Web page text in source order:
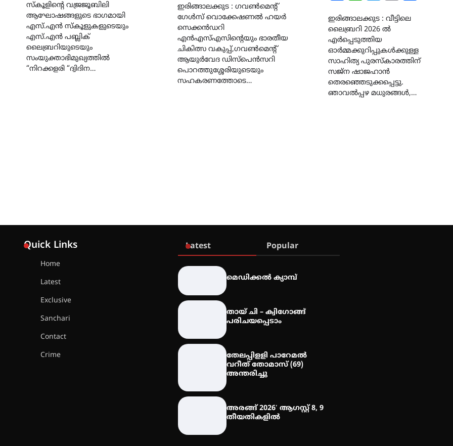
സ്കൂളിന്റെ വജ്രജൂബിലി
ആഘോഷങ്ങളുടെ ഭാഗമായി
എസ്.എൻ സ്കൂളുകളുടെയും
എസ്.എൻ പബ്ലിക്
ലൈബ്രറിയുടെയും
സംയുക്താഭിമുഖ്യത്തിൽ
“നിറക്കളരി “ദ്വിദിന…
ഇരിങ്ങാലക്കുട : ഗവൺമെന്റ്
ഗേൾസ് വൊക്കേഷണൽ ഹയർ
സെക്കൻഡറി
എൻഎസ്എസിന്റെയും ഭാരതീയ
ചികിത്സ വകുപ്പ്,ഗവൺമെന്റ്
ആയുർവേദ ഡിസ്പെൻസറി
പൊറത്തുശ്ശേരിയുടെയും
സഹകരണത്തോടെ…
ഇരിങ്ങാലക്കുട : വീട്ടിലെ
ലൈബ്രറി 2026 ൽ
എർപ്പെടുത്തിയ
ഓർമ്മക്കുറിപ്പുകൾക്കുള്ള
സാഹിത്യ പുരസ്കാരത്തിന്
സജ്ന ഷാജഹാൻ
തെരഞ്ഞെടുക്കപ്പെട്ടു.
ഞാവൽപ്പഴ മധുരങ്ങൾ,…
Quick Links
Home
Latest
Exclusive
Sanchari
Contact
Crime
Latest Popular
മെഡിക്കൽ ക്യാമ്പ്
തായ് ചി – ക്വിഗോങ്ങ്
പരിചയപ്പെടാം
തേലപ്പിളളി പാറേമൽ
വറീത് തോമാസ് (69)
അന്തരിച്ചു
അരങ്ങ് 2026′ ആഗസ്റ്റ് 8, 9
തീയതികളിൽ